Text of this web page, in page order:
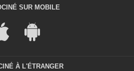
SUR MOBILE
À L'ÉTRANGER